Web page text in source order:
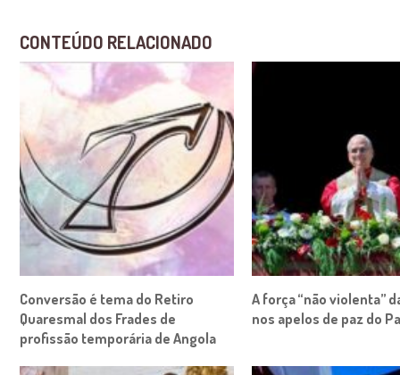
CONTEÚDO RELACIONADO
Conversão é tema do Retiro
Quaresmal dos Frades de
profissão temporária de Angola
A força “não violenta”
nos apelos de paz do